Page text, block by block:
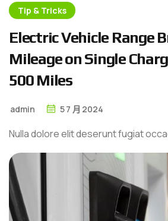
Tip & Tricks
ElectricVehicle Range B
Mileageon Single Charg
500 Miles
admin 57 月 2024
Nulla dolore elit deserunt fugiat